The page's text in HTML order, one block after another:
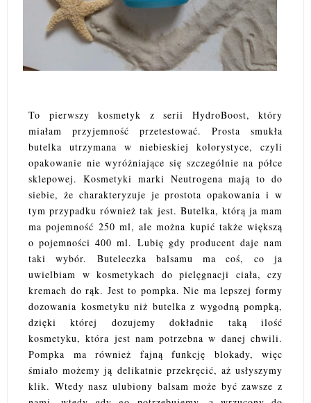
To pierwszy kosmetyk z serii HydroBoost, który
miałam przyjemność przetestować. Prosta smukła
butelka utrzymana w niebieskiej kolorystyce, czyli
opakowanie nie wyróżniające się szczególnie na półce
sklepowej. Kosmetyki marki Neutrogena mają to do
siebie, że charakteryzuje je prostota opakowania i w
tym przypadku również tak jest. Butelka, którą ja mam
ma pojemność 250 ml, ale można kupić także większą
o pojemności 400 ml. Lubię gdy producent daje nam
taki wybór. Buteleczka balsamu ma coś, co ja
uwielbiam w kosmetykach do pielęgnacji ciała, czy
kremach do rąk. Jest to pompka. Nie ma lepszej formy
dozowania kosmetyku niż butelka z wygodną pompką,
dzięki której dozujemy dokładnie taką ilość
kosmetyku, która jest nam potrzebna w danej chwili.
Pompka ma również fajną funkcję blokady, więc
śmiało możemy ją delikatnie przekręcić, aż usłyszymy
klik. Wtedy nasz ulubiony balsam może być zawsze z